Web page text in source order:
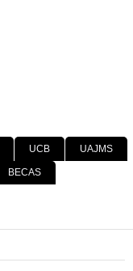
UCB UAJMS
BECAS